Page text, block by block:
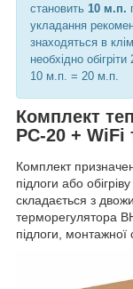
становить 10 м.п.
укладання
знаходяться в
необхідно
10 м.п. = 20 м.п.
Комплект
PC-20 + WiFi
Комплект
підлоги або
складається з
терморегулятора
підлоги, монтажної